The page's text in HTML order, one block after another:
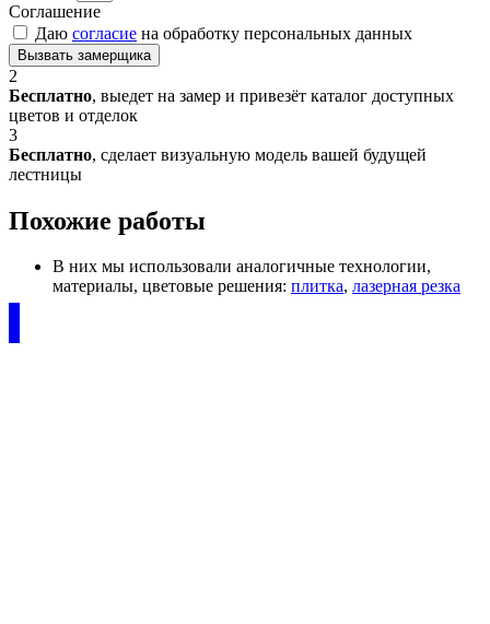
Соглашение
Даю согласие на обработку персональных данных
Вызвать замерщика
2
Бесплатно, выедет на замер и привезёт каталог доступных
цветов и отделок
3
Бесплатно, сделает визуальную модель вашей будущей
лестницы
Похожие работы
В них мы использовали аналогичные технологии,
материалы, цветовые решения: плитка, лазерная резка